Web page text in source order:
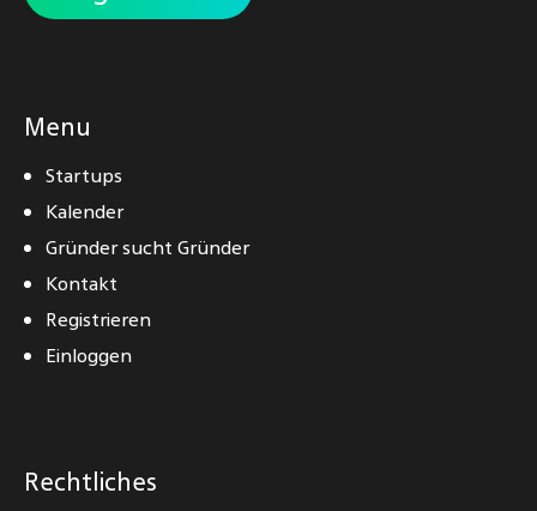
Menu
Startups
Kalender
Gründer sucht Gründer
Kontakt
Registrieren
Einloggen
Rechtliches